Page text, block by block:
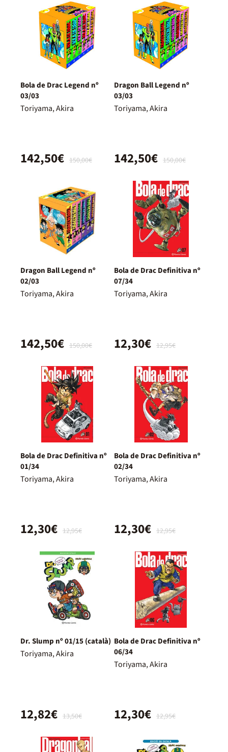
Bola de Drac Legend nº
03/03
Toriyama, Akira
150,00€
142,50€
Dragon Ball Legend nº
03/03
Toriyama, Akira
150,00€
142,50€
Dragon Ball Legend nº
02/03
Toriyama, Akira
150,00€
142,50€
Bola de Drac Definitiva nº
07/34
Toriyama, Akira
12,95€
12,30€
Bola de Drac Definitiva nº
01/34
Toriyama, Akira
12,95€
12,30€
Bola de Drac Definitiva nº
02/34
Toriyama, Akira
12,95€
12,30€
Dr. Slump nº 01/15 (català)
Toriyama, Akira
13,50€
12,82€
Bola de Drac Definitiva nº
06/34
Toriyama, Akira
12,95€
12,30€